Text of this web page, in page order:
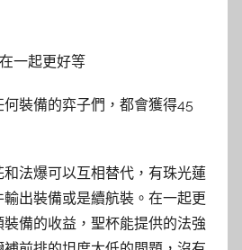
一起更好等
何裝備的弈子們，都會獲得45
法爆可以互相替代，有珠光蓮
出裝備或是續航裝。在一起更
備的收益，聖杯能提供的法強